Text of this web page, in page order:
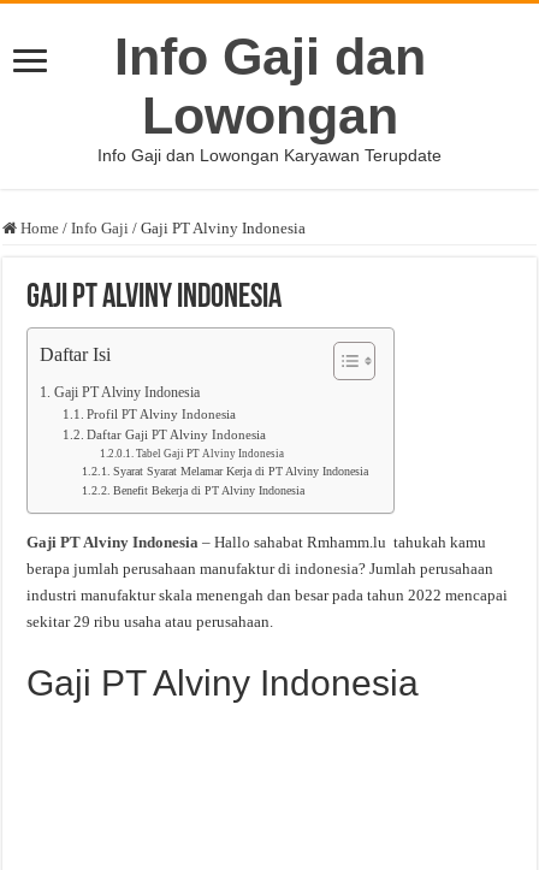
Info Gaji dan
Lowongan
Info Gaji dan Lowongan Karyawan Terupdate
Home / Info Gaji / Gaji PT Alviny Indonesia
Gaji PT Alviny Indonesia
Daftar Isi
Gaji PT Alviny Indonesia
Profil PT Alviny Indonesia
Daftar Gaji PT Alviny Indonesia
Tabel Gaji PT Alviny Indonesia
Syarat Syarat Melamar Kerja di PT Alviny Indonesia
Benefit Bekerja di PT Alviny Indonesia
Gaji PT Alviny Indonesia – Hallo sahabat Rmhamm.lu tahukah kamu
berapa jumlah perusahaan manufaktur di indonesia? Jumlah perusahaan
industri manufaktur skala menengah dan besar pada tahun 2022 mencapai
sekitar 29 ribu usaha atau perusahaan.
Gaji PT Alviny Indonesia